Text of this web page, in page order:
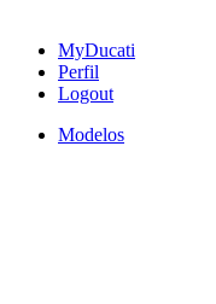
MyDucati
Perfil
Logout
Modelos